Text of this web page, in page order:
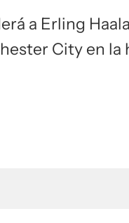
a Erling
City en la